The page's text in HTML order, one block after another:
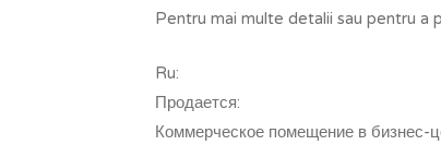
Pentru mai multe detalii sau pentru a
Ru:
Продается:
Коммерческое помещение в бизнес-